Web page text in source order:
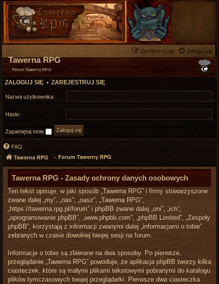
Zaloguj się
Zarejestruj się
Tawerna RPG
Forum Tawerny RPG
ZALOGUJ SIĘ • ZAREJESTRUJ SIĘ
Nazwa użytkownika:
Hasło:
Zapamiętaj mnie
FAQ
Tawerna RPG Forum Tawerny RPG
Tawerna RPG - Zasady ochrony danych osobowych
Ten tekst opisuje, w jaki sposób „Tawerna RPG” i firmy stowarzyszone
zwane dalej „my”, „nas”, „nasz”, „Tawerna RPG”,
„https://tawerna.rpg.pl/forum” i phpBB zwane dalej „oni”, „ich”,
„oprogramowanie phpBB”, „www.phpbb.com”, „phpBB Limited”, „Zespoły
phpBB”, korzystają z informacji zwanymi dalej „informacjami o tobie”
zebranych w czasie dowolnej twojej sesji na forum.
Informacje o tobie są zbierane na dwa sposoby. Po pierwsze,
przeglądanie „Tawerna RPG” powoduje, że aplikacja phpBB tworzy kilka
ciasteczek, które są małymi plikami tekstowymi pobranymi do katalogu
plików tymczasowych twojej przeglądarki. Pierwsze dwa ciasteczka